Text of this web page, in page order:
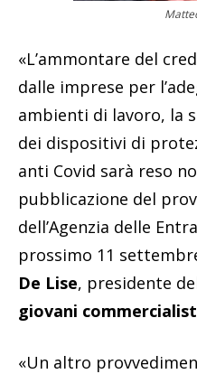
«L’ammontare del
dalle imprese per
ambienti di lavoro, la
dei dispositivi di
anti Covid sarà reso
pubblicazione del
dell’Agenzia delle
prossimo 11
De Lise, presidente
giovani
«Un altro